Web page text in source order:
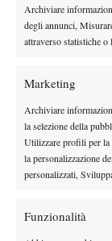
Archiviare
degli annunci,
attraverso statistiche
Marketing
Archiviare
la selezione della
Utilizzare profili per la
la personalizzazione
personalizzati,
Funzionalità
incredibilmente e
al terzo. Torno in
campo sul 2
impegnato
a Melbourne).
Tra i due campi
ha appena finito
sempre di più
continuità anche